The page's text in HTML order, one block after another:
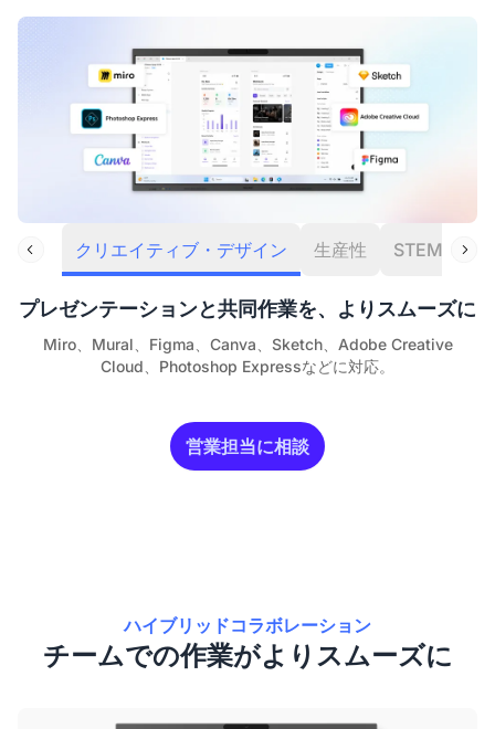
クリエイティブ・デザイン 生産性 STEM
プレゼンテーションと共同作業を、よりスムーズに
Miro、Mural、Figma、Canva、Sketch、Adobe Creative
Cloud、Photoshop Expressなどに対応。
営業担当に相談
ハイブリッドコラボレーション
チームでの作業がよりスムーズに